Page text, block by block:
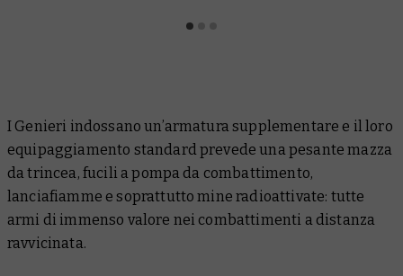
I Genieri indossano un’armatura supplementare e il loro
equipaggiamento standard prevede una pesante mazza
da trincea, fucili a pompa da combattimento,
lanciafiamme e soprattutto mine radioattivate: tutte
armi di immenso valore nei combattimenti a distanza
ravvicinata.